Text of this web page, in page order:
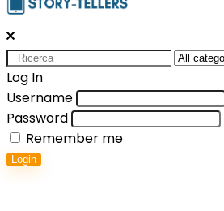
Search
for:
Log In
Username
Password
Remember me
Login